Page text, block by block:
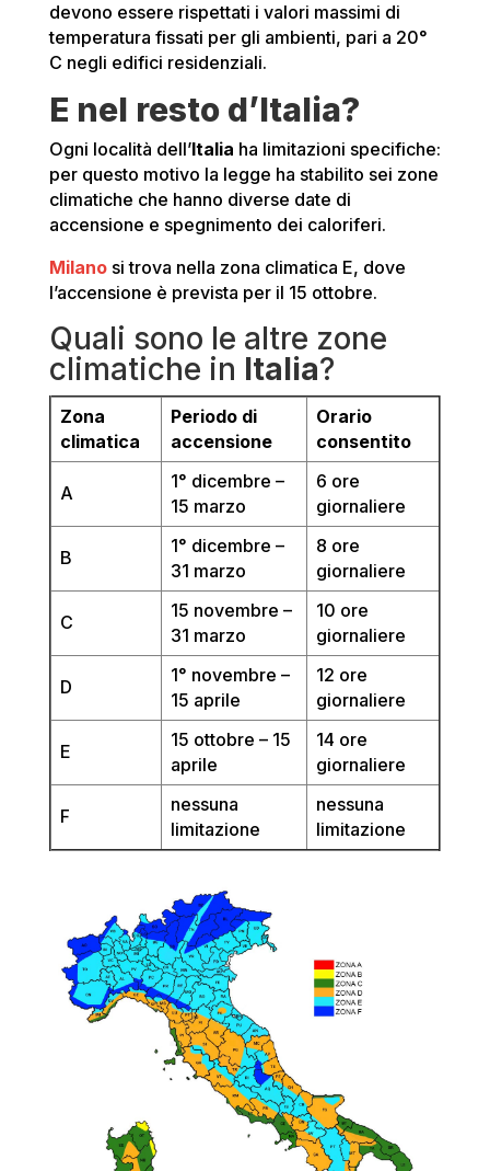
devono essere rispettati i valori massimi di
temperatura fissati per gli ambienti, pari a 20°
C negli edifici residenziali.
E nel resto d’Italia?
Ogni località dell’Italia ha limitazioni specifiche:
per questo motivo la legge ha stabilito sei zone
climatiche che hanno diverse date di
accensione e spegnimento dei caloriferi.
Milano si trova nella zona climatica E, dove
l’accensione è prevista per il 15 ottobre.
Quali sono le altre zone
climatiche in Italia?
Zona
climatica
Periodo di
accensione
Orario
consentito
A
1° dicembre –
15 marzo
6 ore
giornaliere
B
1° dicembre –
31 marzo
8 ore
giornaliere
C
15 novembre –
31 marzo
10 ore
giornaliere
D
1° novembre –
15 aprile
12 ore
giornaliere
E
15 ottobre – 15
aprile
14 ore
giornaliere
F
nessuna
limitazione
nessuna
limitazione